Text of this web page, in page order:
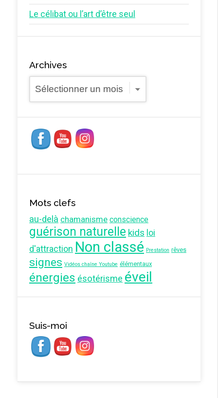
Le célibat ou l’art d’être seul
Archives
Mots clefs
au-delà chamanisme conscience
guérison naturelle kids loi
d'attraction Non classé Prestation rêves
signes Vidéos chaîne Youtube élémentaux
énergies ésotérisme éveil
Suis-moi